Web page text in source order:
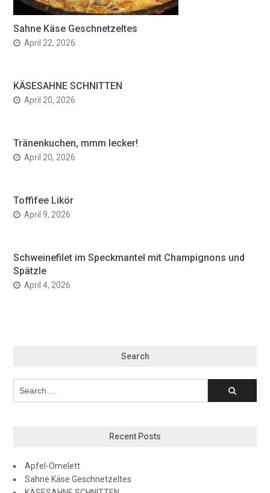
Sahne Käse Geschnetzeltes
April 22, 2026
KÄSESAHNE SCHNITTEN
April 20, 2026
Tränenkuchen, mmm lecker!
April 20, 2026
Toffifee Likör
April 9, 2026
Schweinefilet im Speckmantel mit Champignons und
Spätzle
April 4, 2026
Search
Recent Posts
Apfel-Omelett
Sahne Käse Geschnetzeltes